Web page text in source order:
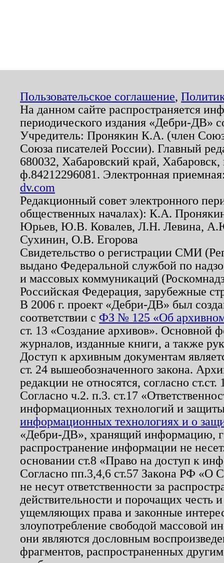
Пользовательское соглашение,
На данном сайте распространяется
периодического издания «Дебри-ДВ»
Учредитель: Пронякин К.А. (член
Союза писателей России). Главный
680032, Хабаровский край,
ф.84212296081. Электронная
dv.com
Редакционный совет электронного
общественных началах): К.А.
Юрьев, Ю.В. Ковалев, Л.Н. Левина,
Сухинин, О.В. Егорова
Свидетельство о регистрации СМИ
выдано Федеральной службой по
и массовых коммуникаций
Российская Федерация, зарубежные
В 2006 г. проект «Дебри-ДВ» был
соответствии с ФЗ № 125 «Об
ст. 13 «Создание архивов». Основной
журналов, изданные книги, а также
Доступ к архивным документам
ст. 24 вышеобозначенного закона.
редакции не относятся, согласно
Согласно ч.2. п.3. ст.17
информационных технологий и
информационных технологиях и о
«Дебри-ДВ», хранящий информацию,
распространение информации не
основании ст.8 «Право на доступ к
Согласно пп.3,4,6 ст.57 Закона РФ «О
не несут ответственности за
действительности и порочащих честь
ущемляющих права и законные
злоупотребление свободой массовой
они являются дословным
фрагментов, распространенных